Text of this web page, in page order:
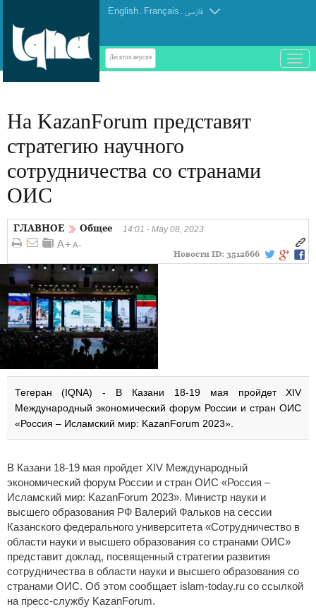
English . Français . فارسی
Десктоп-версия
باز
و
На KazanForum представят
стратегию научного
сотрудничества со странами
ОИС
ГЛАВНОЕ Общее 14:01 - May 08, 2023
Новости ID: 3512666
Тегеран (IQNA) - В Казани 18-19 мая пройдет XIV
Международный экономический форум России и стран ОИС
«Россия – Исламский мир: KazanForum 2023».
В Казани 18-19 мая пройдет XIV Международный
экономический форум России и стран ОИС «Россия –
Исламский мир: KazanForum 2023». Министр науки и
высшего образования РФ Валерий Фальков на сессии
Казанского федерального университета «Сотрудничество в
области науки и высшего образования со странами ОИС»
представит доклад, посвященный стратегии развития
сотрудничества в области науки и высшего образования со
странами ОИС. Об этом сообщает islam-today.ru со ссылкой
на пресс-службу KazanForum.